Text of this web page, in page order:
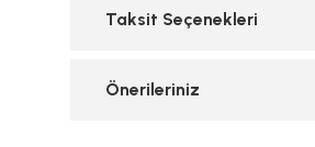
Taksit Seçenekleri
Önerileriniz